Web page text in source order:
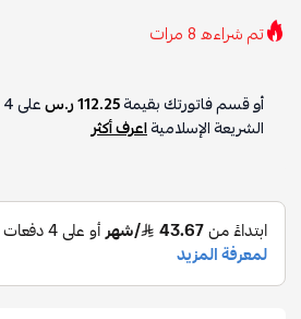
تم شراءه8مرات
أو قسم فاتورتك بقيمة112.25 ر.س على4
الشريعة الإسلاميةاعرف أكثر